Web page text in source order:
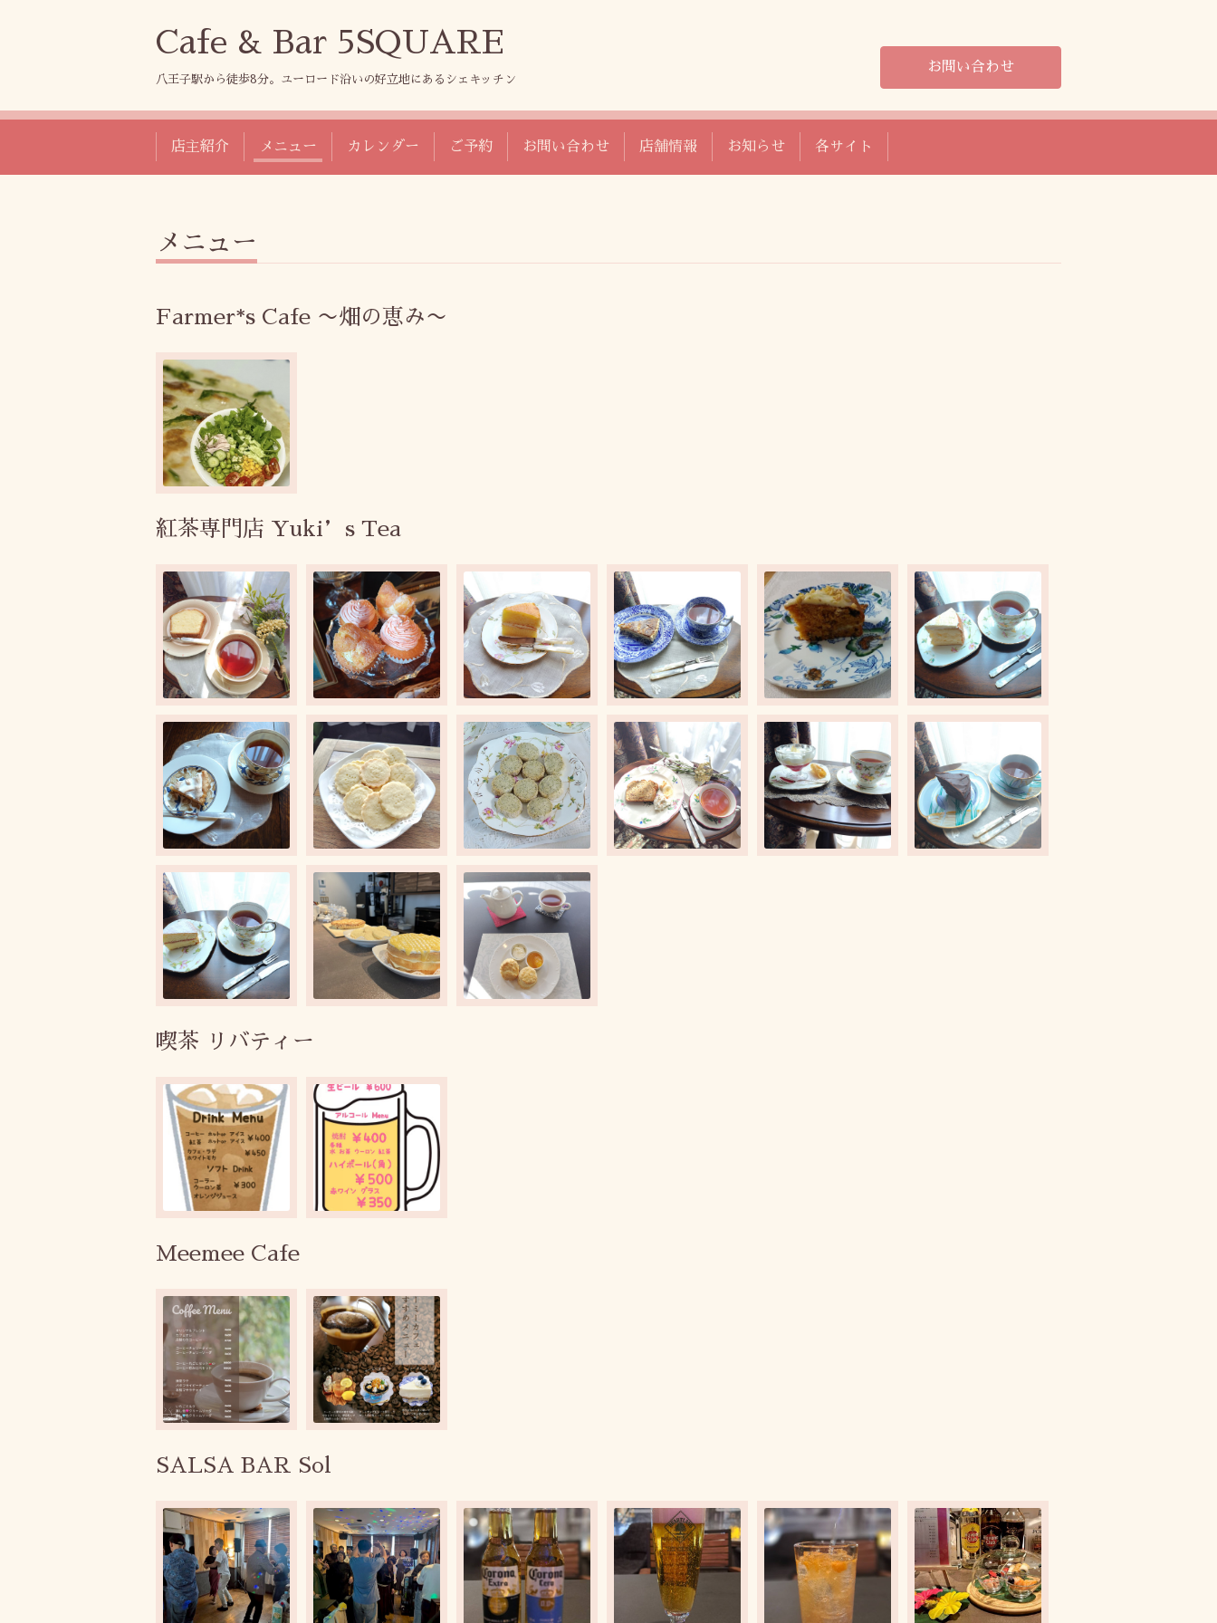
Cafe & Bar 5SQUARE
八王子駅から徒歩8分。ユーロード沿いの好立地にあるシェキッチン
お問い合わせ
店主紹介 メニュー カレンダー ご予約 お問い合わせ 店舗情報 お知らせ 各サイト
メニュー
Farmer*s Cafe 〜畑の恵み〜
紅茶専門店 Yuki’s Tea
喫茶 リバティー
Meemee Cafe
SALSA BAR Sol